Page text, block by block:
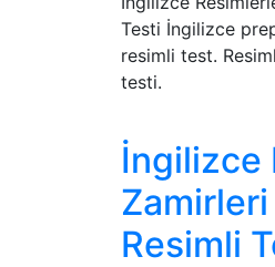
Testi İngilizce
resimli test.
testi.
İngilizce
Zamirleri
Resimli